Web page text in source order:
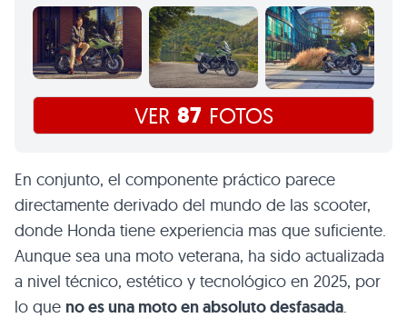
VER 87 FOTOS
En conjunto, el componente práctico parece
directamente derivado del mundo de las scooter,
donde Honda tiene experiencia mas que suficiente.
Aunque sea una moto veterana, ha sido actualizada
a nivel técnico, estético y tecnológico en 2025, por
lo que no es una moto en absoluto desfasada